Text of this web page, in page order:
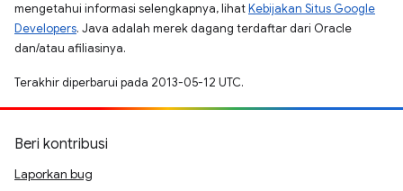
mengetahui informasi selengkapnya, lihatKebijakan Situs Google
Developers. Java adalah merek dagang terdaftar dari Oracle
dan/atau afiliasinya.
Terakhir diperbarui pada 2013-05-12 UTC.
Beri kontribusi
Laporkan bug